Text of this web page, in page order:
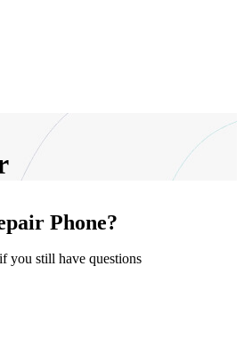
Phone?
you still have questions